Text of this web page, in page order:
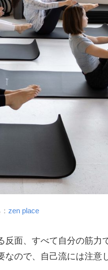
zen place
面、すべて自分の筋力
ので、自己流には注意